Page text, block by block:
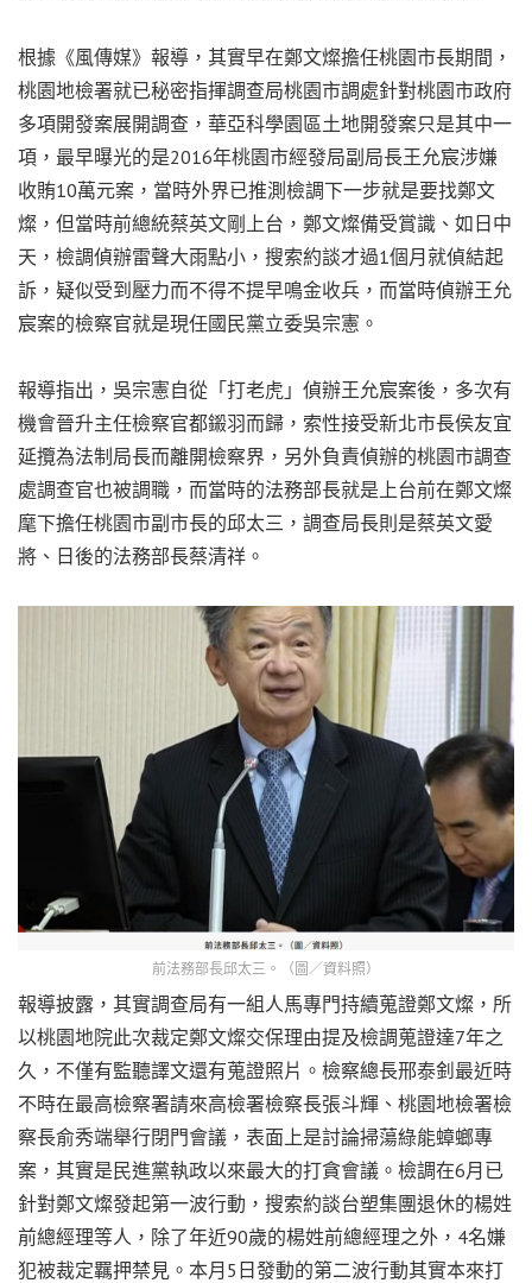
根據《風傳媒》報導，其實早在鄭文燦擔任桃園市長期間，
桃園地檢署就已秘密指揮調查局桃園市調處針對桃園市政府
多項開發案展開調查，華亞科學園區土地開發案只是其中一
項，最早曝光的是2016年桃園市經發局副局長王允宸涉嫌
收賄10萬元案，當時外界已推測檢調下一步就是要找鄭文
燦，但當時前總統蔡英文剛上台，鄭文燦備受賞識、如日中
天，檢調偵辦雷聲大雨點小，搜索約談才過1個月就偵結起
訴，疑似受到壓力而不得不提早鳴金收兵，而當時偵辦王允
宸案的檢察官就是現任國民黨立委吳宗憲。
報導指出，吳宗憲自從「打老虎」偵辦王允宸案後，多次有
機會晉升主任檢察官都鎩羽而歸，索性接受新北市長侯友宜
延攬為法制局長而離開檢察界，另外負責偵辦的桃園市調查
處調查官也被調職，而當時的法務部長就是上台前在鄭文燦
麾下擔任桃園市副市長的邱太三，調查局長則是蔡英文愛
將、日後的法務部長蔡清祥。
前法務部長邱太三。（圖／資料照）
報導披露，其實調查局有一組人馬專門持續蒐證鄭文燦，所
以桃園地院此次裁定鄭文燦交保理由提及檢調蒐證達7年之
久，不僅有監聽譯文還有蒐證照片。檢察總長邢泰釗最近時
不時在最高檢察署請來高檢署檢察長張斗輝、桃園地檢署檢
察長俞秀端舉行閉門會議，表面上是討論掃蕩綠能蟑螂專
案，其實是民進黨執政以來最大的打貪會議。檢調在6月已
針對鄭文燦發起第一波行動，搜索約談台塑集團退休的楊姓
前總經理等人，除了年近90歲的楊姓前總經理之外，4名嫌
犯被裁定羈押禁見。本月5日發動的第二波行動其實本來打